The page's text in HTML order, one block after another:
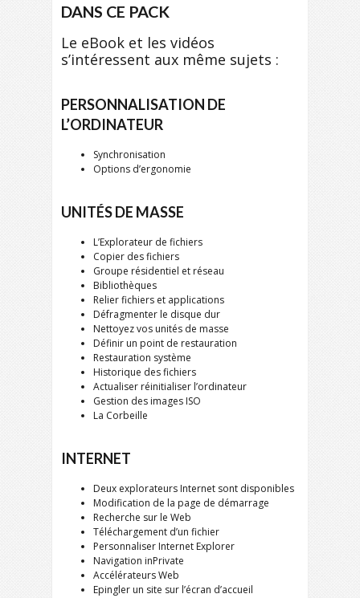
DANS CE PACK
Le eBook et les vidéos
s’intéressent aux même sujets :
PERSONNALISATION DE
L’ORDINATEUR
Synchronisation
Options d’ergonomie
UNITÉS DE MASSE
L’Explorateur de fichiers
Copier des fichiers
Groupe résidentiel et réseau
Bibliothèques
Relier fichiers et applications
Défragmenter le disque dur
Nettoyez vos unités de masse
Définir un point de restauration
Restauration système
Historique des fichiers
Actualiser réinitialiser l’ordinateur
Gestion des images ISO
La Corbeille
INTERNET
Deux explorateurs Internet sont disponibles
Modification de la page de démarrage
Recherche sur le Web
Téléchargement d’un fichier
Personnaliser Internet Explorer
Navigation inPrivate
Accélérateurs Web
Epingler un site sur l’écran d’accueil